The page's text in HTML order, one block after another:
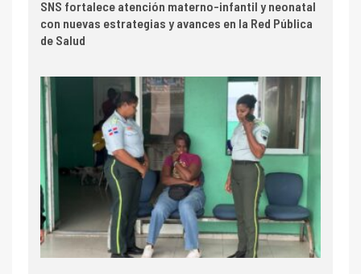
SNS fortalece atención materno-infantil y neonatal
con nuevas estrategias y avances en la Red Pública
de Salud